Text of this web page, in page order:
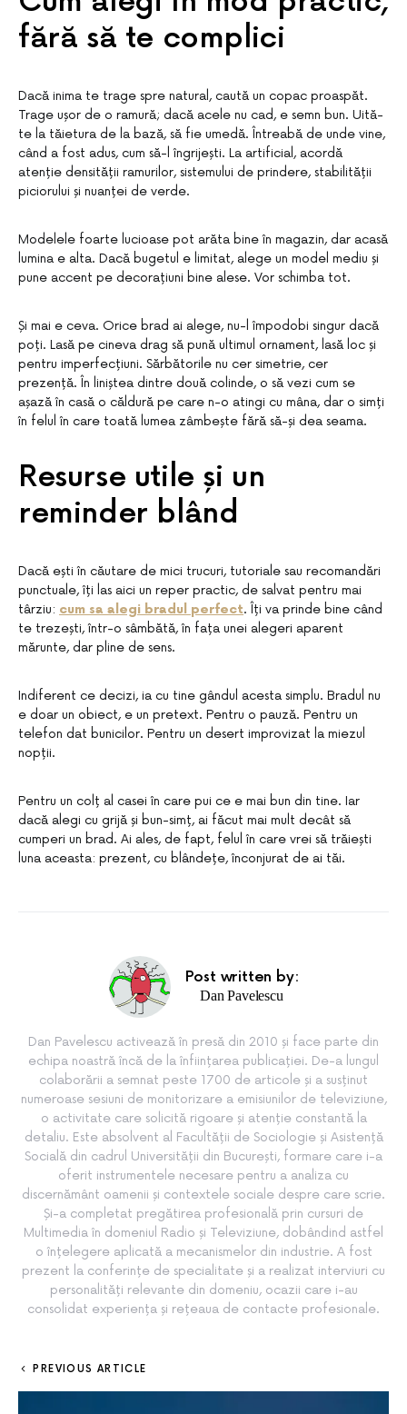
fără să te complici
Dacă inima te trage spre natural, caută un copac proaspăt.
Trage ușor de o ramură; dacă acele nu cad, e semn bun. Uită-
te la tăietura de la bază, să fie umedă. Întreabă de unde vine,
când a fost adus, cum să-l îngrijești. La artificial, acordă
atenție densității ramurilor, sistemului de prindere, stabilității
piciorului și nuanței de verde.
Modelele foarte lucioase pot arăta bine în magazin, dar acasă
lumina e alta. Dacă bugetul e limitat, alege un model mediu și
pune accent pe decorațiuni bine alese. Vor schimba tot.
Și mai e ceva. Orice brad ai alege, nu-l împodobi singur dacă
poți. Lasă pe cineva drag să pună ultimul ornament, lasă loc și
pentru imperfecțiuni. Sărbătorile nu cer simetrie, cer
prezență. În liniștea dintre două colinde, o să vezi cum se
așază în casă o căldură pe care n-o atingi cu mâna, dar o simți
în felul în care toată lumea zâmbește fără să-și dea seama.
Resurse utile și un
reminder blând
Dacă ești în căutare de mici trucuri, tutoriale sau recomandări
punctuale, îți las aici un reper practic, de salvat pentru mai
târziu: cum sa alegi bradul perfect. Îți va prinde bine când
te trezești, într-o sâmbătă, în fața unei alegeri aparent
mărunte, dar pline de sens.
Indiferent ce decizi, ia cu tine gândul acesta simplu. Bradul nu
e doar un obiect, e un pretext. Pentru o pauză. Pentru un
telefon dat bunicilor. Pentru un desert improvizat la miezul
nopții.
Pentru un colț al casei în care pui ce e mai bun din tine. Iar
dacă alegi cu grijă și bun-simț, ai făcut mai mult decât să
cumperi un brad. Ai ales, de fapt, felul în care vrei să trăiești
luna aceasta: prezent, cu blândețe, înconjurat de ai tăi.
Post written by:
Dan Pavelescu
Dan Pavelescu activează în presă din 2010 și face parte din
echipa noastră încă de la înființarea publicației. De-a lungul
colaborării a semnat peste 1700 de articole și a susținut
numeroase sesiuni de monitorizare a emisiunilor de televiziune,
o activitate care solicită rigoare și atenție constantă la
detaliu. Este absolvent al Facultății de Sociologie și Asistență
Socială din cadrul Universității din București, formare care i-a
oferit instrumentele necesare pentru a analiza cu
discernământ oamenii și contextele sociale despre care scrie.
Și-a completat pregătirea profesională prin cursuri de
Multimedia în domeniul Radio și Televiziune, dobândind astfel
o înțelegere aplicată a mecanismelor din industrie. A fost
prezent la conferințe de specialitate și a realizat interviuri cu
personalități relevante din domeniu, ocazii care i-au
consolidat experiența și rețeaua de contacte profesionale.
PREVIOUS ARTICLE